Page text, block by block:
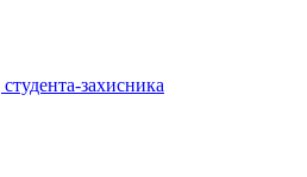
захисника